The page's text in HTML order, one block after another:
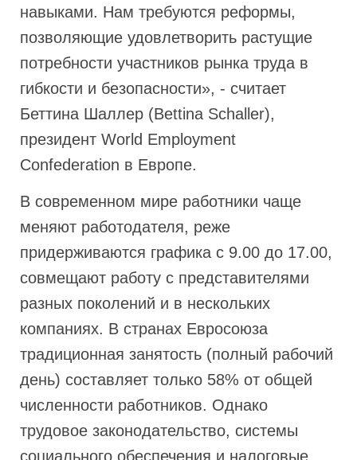
навыками. Нам требуются реформы,
позволяющие удовлетворить растущие
потребности участников рынка труда в
гибкости и безопасности», - считает
Беттина Шаллер (Bettina Schaller),
президент World Employment
Confederation в Европе.
В современном мире работники чаще
меняют работодателя, реже
придерживаются графика с 9.00 до 17.00,
совмещают работу с представителями
разных поколений и в нескольких
компаниях. В странах Евросоюза
традиционная занятость (полный рабочий
день) составляет только 58% от общей
численности работников. Однако
трудовое законодательство, системы
социального обеспечения и налоговые